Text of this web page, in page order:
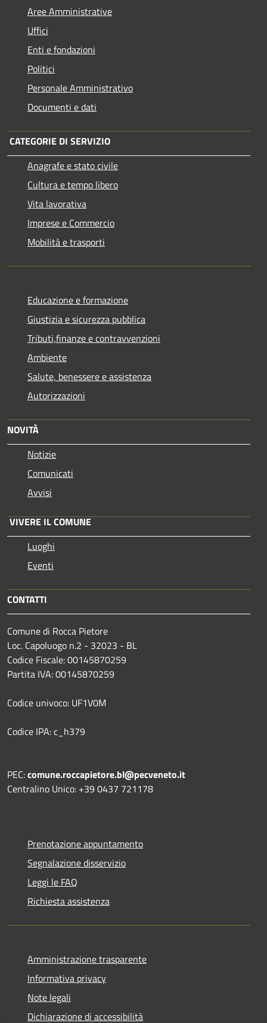
Aree Amministrative
Uffici
Enti e fondazioni
Politici
Personale Amministrativo
Documenti e dati
CATEGORIE DI SERVIZIO
Anagrafe e stato civile
Cultura e tempo libero
Vita lavorativa
Imprese e Commercio
Mobilità e trasporti
Educazione e formazione
Giustizia e sicurezza pubblica
Tributi,finanze e contravvenzioni
Ambiente
Salute, benessere e assistenza
Autorizzazioni
NOVITÀ
Notizie
Comunicati
Avvisi
VIVERE IL COMUNE
Luoghi
Eventi
CONTATTI
Comune di Rocca Pietore
Loc. Capoluogo n.2 - 32023 - BL
Codice Fiscale: 00145870259
Partita IVA: 00145870259
Codice univoco: UF1V0M
Codice IPA: c_h379
PEC:comune.roccapietore.bl@pecveneto.it
Centralino Unico: +39 0437 721178
Prenotazione appuntamento
Segnalazione disservizio
Leggi le FAQ
Richiesta assistenza
Amministrazione trasparente
Informativa privacy
Note legali
Dichiarazione di accessibilità